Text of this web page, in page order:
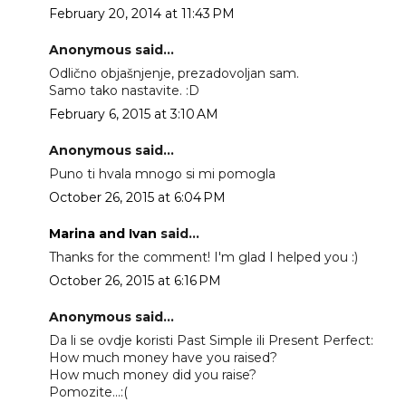
February 20, 2014 at 11:43 PM
Anonymous said...
Odlično objašnjenje, prezadovoljan sam.
Samo tako nastavite. :D
February 6, 2015 at 3:10 AM
Anonymous said...
Puno ti hvala mnogo si mi pomogla
October 26, 2015 at 6:04 PM
Marina and Ivan said...
Thanks for the comment! I'm glad I helped you :)
October 26, 2015 at 6:16 PM
Anonymous said...
Da li se ovdje koristi Past Simple ili Present Perfect:
How much money have you raised?
How much money did you raise?
Pomozite...:(